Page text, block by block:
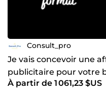
Consult_pro
Je vais concevoir une
publicitaire pour votre
À partir de 1 061,23 $US